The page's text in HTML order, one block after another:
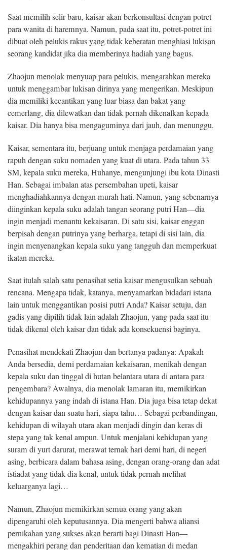
Saat memilih selir baru, kaisar akan berkonsultasi dengan potret
para wanita di haremnya. Namun, pada saat itu, potret-potret ini
dibuat oleh pelukis rakus yang tidak keberatan menghiasi lukisan
seorang kandidat jika dia memberinya hadiah yang bagus.
Zhaojun menolak menyuap para pelukis, mengarahkan mereka
untuk menggambar lukisan dirinya yang mengerikan. Meskipun
dia memiliki kecantikan yang luar biasa dan bakat yang
cemerlang, dia dilewatkan dan tidak pernah dikenalkan kepada
kaisar. Dia hanya bisa mengaguminya dari jauh, dan menunggu.
Kaisar, sementara itu, berjuang untuk menjaga perdamaian yang
rapuh dengan suku nomaden yang kuat di utara. Pada tahun 33
SM, kepala suku mereka, Huhanye, mengunjungi ibu kota Dinasti
Han. Sebagai imbalan atas persembahan upeti, kaisar
menghadiahkannya dengan murah hati. Namun, yang sebenarnya
diinginkan kepala suku adalah tangan seorang putri Han—dia
ingin menjadi menantu kekaisaran. Di satu sisi, kaisar enggan
berpisah dengan putrinya yang berharga, tetapi di sisi lain, dia
ingin menyenangkan kepala suku yang tangguh dan memperkuat
ikatan mereka.
Saat itulah salah satu penasihat setia kaisar mengusulkan sebuah
rencana. Mengapa tidak, katanya, menyamarkan bidadari istana
lain untuk menggantikan posisi putri Anda? Kaisar setuju, dan
gadis yang dipilih tidak lain adalah Zhaojun, yang pada saat itu
tidak dikenal oleh kaisar dan tidak ada konsekuensi baginya.
Penasihat mendekati Zhaojun dan bertanya padanya: Apakah
Anda bersedia, demi perdamaian kekaisaran, menikah dengan
kepala suku dan tinggal di hutan belantara utara di antara para
pengembara? Awalnya, dia menolak lamaran itu, memikirkan
kehidupannya yang indah di istana Han. Dia juga bisa tetap dekat
dengan kaisar dan suatu hari, siapa tahu… Sebagai perbandingan,
kehidupan di wilayah utara akan menjadi dingin dan keras di
stepa yang tak kenal ampun. Untuk menjalani kehidupan yang
suram di yurt darurat, merawat ternak hari demi hari, di negeri
asing, berbicara dalam bahasa asing, dengan orang-orang dan adat
istiadat yang tidak dia kenal, untuk tidak pernah melihat
keluarganya lagi…
Namun, Zhaojun memikirkan semua orang yang akan
dipengaruhi oleh keputusannya. Dia mengerti bahwa aliansi
pernikahan yang sukses akan berarti bagi Dinasti Han—
mengakhiri perang dan penderitaan dan kematian di medan